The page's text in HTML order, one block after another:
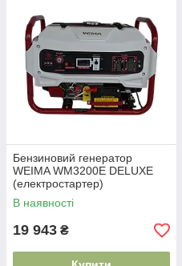
Бензиновий генератор
WEIMA WM3200E DELUXE
(електростартер)
В наявності
19 943 ₴